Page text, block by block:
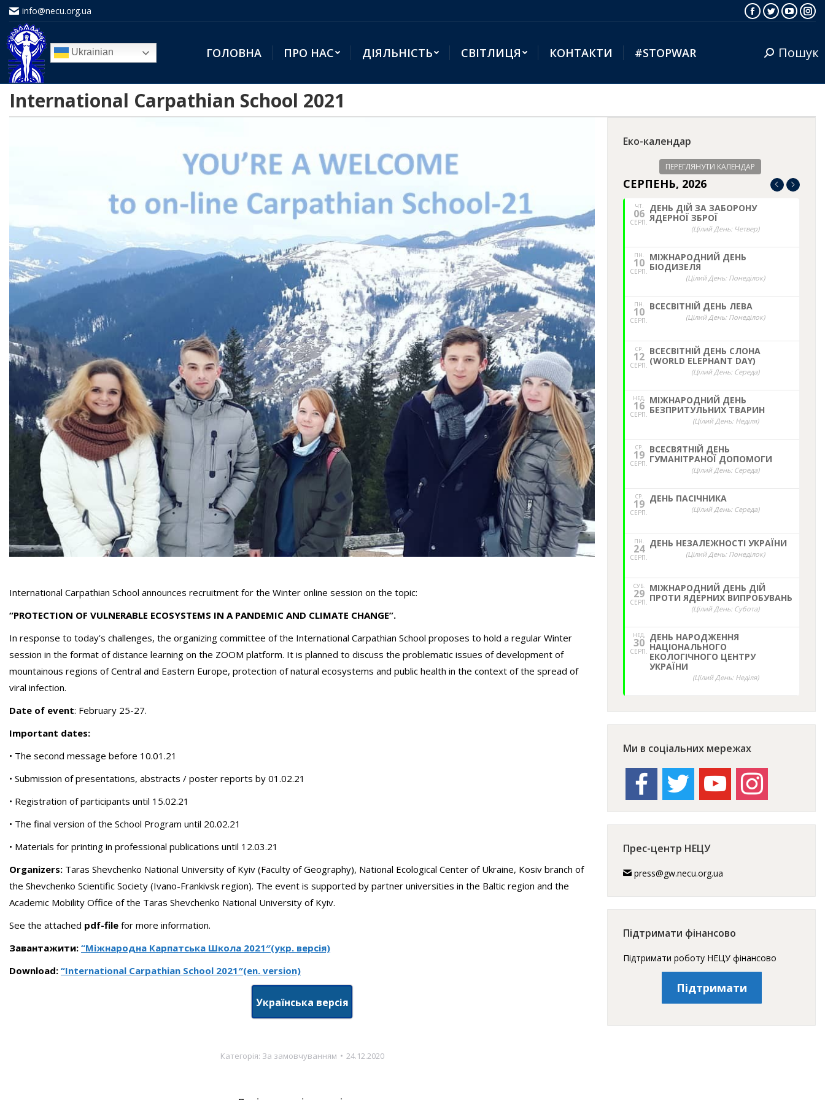
info@necu.org.ua
Facebook
Twitter
Ukrainian ГОЛОВНА ПРО НАС ДІЯЛЬНІСТЬ СВІТЛИЦЯ КОНТАКТИ #STOPWAR Search:Пошук
International Carpathian School 2021
International Carpathian School announces recruitment for the Winter online session on the topic:
“PROTECTION OF VULNERABLE ECOSYSTEMS IN A PANDEMIC AND CLIMATE CHANGE”.
In response to today’s challenges, the organizing committee of the International Carpathian School proposes to hold a regular Winter
session in the format of distance learning on the ZOOM platform. It is planned to discuss the problematic issues of development of
mountainous regions of Central and Eastern Europe, protection of natural ecosystems and public health in the context of the spread of
viral infection.
Date of event: February 25-27.
Important dates:
• The second message before 10.01.21
• Submission of presentations, abstracts / poster reports by 01.02.21
• Registration of participants until 15.02.21
• The final version of the School Program until 20.02.21
• Materials for printing in professional publications until 12.03.21
Organizers: Taras Shevchenko National University of Kyiv (Faculty of Geography), National Ecological Center of Ukraine, Kosiv branch of
the Shevchenko Scientific Society (Ivano-Frankivsk region). The event is supported by partner universities in the Baltic region and the
Academic Mobility Office of the Taras Shevchenko National University of Kyiv.
See the attached pdf-file for more information.
Завантажити: “Міжнародна Карпатська Школа 2021″(укр. версія)
Download: “International Carpathian School 2021″(en. version)
Українська версія
Категорія: За замовчуванням 24.12.2020
Еко-календар
ПЕРЕГЛЯНУТИ КАЛЕНДАР
СЕРПЕНЬ, 2026
ЧТ.
06
СЕРП.
ДЕНЬ ДІЙ ЗА ЗАБОРОНУ
ЯДЕРНОЇ ЗБРОЇ
(Цілий День: Четвер)
ПН.
10
СЕРП.
МІЖНАРОДНИЙ ДЕНЬ
БІОДИЗЕЛЯ
(Цілий День: Понеділок)
ПН.
10
СЕРП.
ВСЕСВІТНІЙ ДЕНЬ ЛЕВА
(Цілий День: Понеділок)
СР.
12
СЕРП.
ВСЕСВІТНІЙ ДЕНЬ СЛОНА
(WORLD ELEPHANT DAY)
(Цілий День: Середа)
НЕД,
16
СЕРП.
МІЖНАРОДНИЙ ДЕНЬ
БЕЗПРИТУЛЬНИХ ТВАРИН
(Цілий День: Неділя)
СР.
19
СЕРП.
ВСЕСВЯТНІЙ ДЕНЬ
ГУМАНІТРАНОЇ ДОПОМОГИ
(Цілий День: Середа)
СР.
19
СЕРП.
ДЕНЬ ПАСІЧНИКА
(Цілий День: Середа)
ПН.
24
СЕРП.
ДЕНЬ НЕЗАЛЕЖНОСТІ УКРАЇНИ
(Цілий День: Понеділок)
СУБ.
29
СЕРП.
МІЖНАРОДНИЙ ДЕНЬ ДІЙ
ПРОТИ ЯДЕРНИХ ВИПРОБУВАНЬ
(Цілий День: Субота)
НЕД,
30
СЕРП.
ДЕНЬ НАРОДЖЕННЯ
НАЦІОНАЛЬНОГО
ЕКОЛОГІЧНОГО ЦЕНТРУ
УКРАЇНИ
(Цілий День: Неділя)
Ми в соціальних мережах
facebook twitter youtube instagram
Прес-центр НЕЦУ
press@gw.necu.org.ua
Підтримати фінансово
Підтримати роботу НЕЦУ фінансово
Підтримати